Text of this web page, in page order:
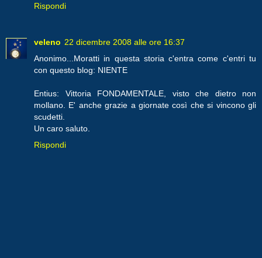
Rispondi
veleno 22 dicembre 2008 alle ore 16:37
Anonimo...Moratti in questa storia c'entra come c'entri tu
con questo blog: NIENTE
Entius: Vittoria FONDAMENTALE, visto che dietro non
mollano. E' anche grazie a giornate così che si vincono gli
scudetti.
Un caro saluto.
Rispondi